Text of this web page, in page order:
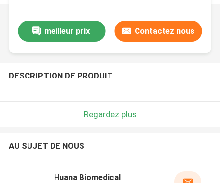
meilleur prix Contactez nous
DESCRIPTION DE PRODUIT
Regardez plus
AU SUJET DE NOUS
Huana Biomedical